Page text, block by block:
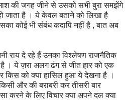
की जगह जीने से उसको सभी बुरा समझेंगे
जाता है । ये केवल बताने को लिखा है
कोई भी संबंध कदापि नहीं है , बात अब
राय दे रहे हैं उनका विश्लेषण राजनैतिक
। ये ज़रा अलग ढंग से जीत हार को एक
किस को क्या हासिल हुआ ये देखना है ।
और की बराबरी कर तीसरी बार
करने के लिए विचार क्या अपने दल क्या